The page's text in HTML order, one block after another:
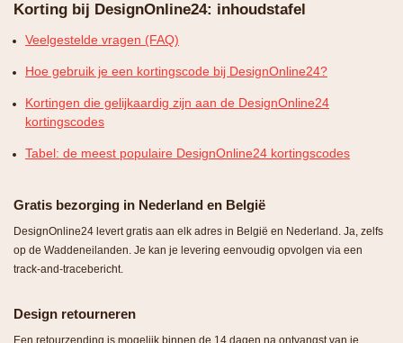
Korting bij DesignOnline24: inhoudstafel
Veelgestelde vragen (FAQ)
Hoe gebruik je een kortingscode bij DesignOnline24?
Kortingen die gelijkaardig zijn aan de DesignOnline24
kortingscodes
Tabel: de meest populaire DesignOnline24 kortingscodes
Gratis bezorging in Nederland en België
DesignOnline24 levert gratis aan elk adres in België en Nederland. Ja, zelfs
op de Waddeneilanden. Je kan je levering eenvoudig opvolgen via een
track-and-tracebericht.
Design retourneren